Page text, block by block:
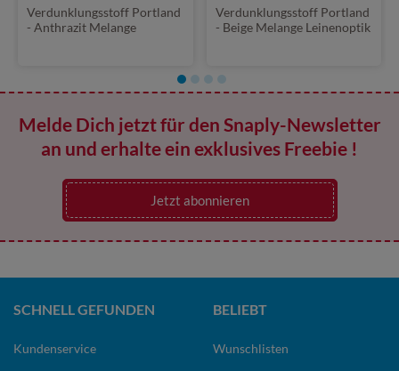
Verdunklungsstoff Portland
- Anthrazit Melange
Verdunklungsstoff Portland
- Beige Melange Leinenoptik
Melde Dich jetzt für den Snaply-Newsletter
an und erhalte ein exklusives Freebie !
Jetzt abonnieren
SCHNELL GEFUNDEN
Kundenservice
BELIEBT
Wunschlisten